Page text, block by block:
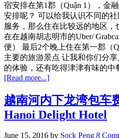
宿安排在第1郡（Quận 1），金
安排呢？ 可以给我认识不同的
服务，那么住在比较远的地区
在在越南胡志明市的Uber/
便） 最后2个晚上住在第一郡（
主要的旅游景点 让我和你们分
的体验，还有吃得津津有味的
[Read more...]about
南
胡
志
越南河内下龙湾包车
Hanoi Delight Hotel
June 15, 2016 by Sock Peng 8